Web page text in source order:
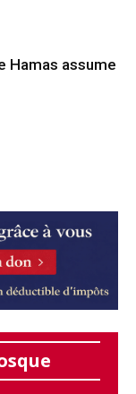
Hamas assume